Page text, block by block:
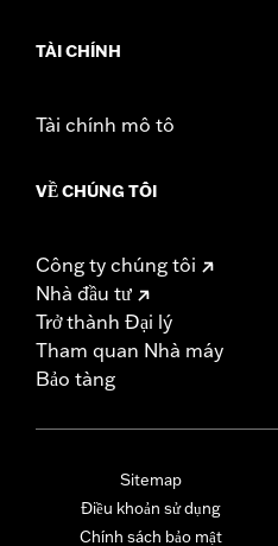
TÀI CHÍNH
Tài chính mô tô
VỀ CHÚNG TÔI
Công ty chúng tôi
Nhà đầu tư
Trở thành Đại lý
Tham quan Nhà máy
Bảo tàng
Sitemap
Điều khoản sử dụng
Chính sách bảo mật